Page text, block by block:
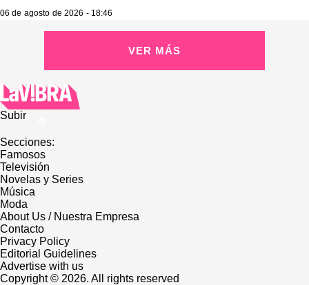
06 de agosto de 2026 - 18:46
VER MÁS
Subir
Secciones:
Famosos
Televisión
Novelas y Series
Música
Moda
About Us / Nuestra Empresa
Contacto
Privacy Policy
Editorial Guidelines
Advertise with us
Copyright © 2026. All rights reserved